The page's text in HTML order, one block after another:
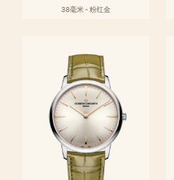
38毫米 - 粉红金